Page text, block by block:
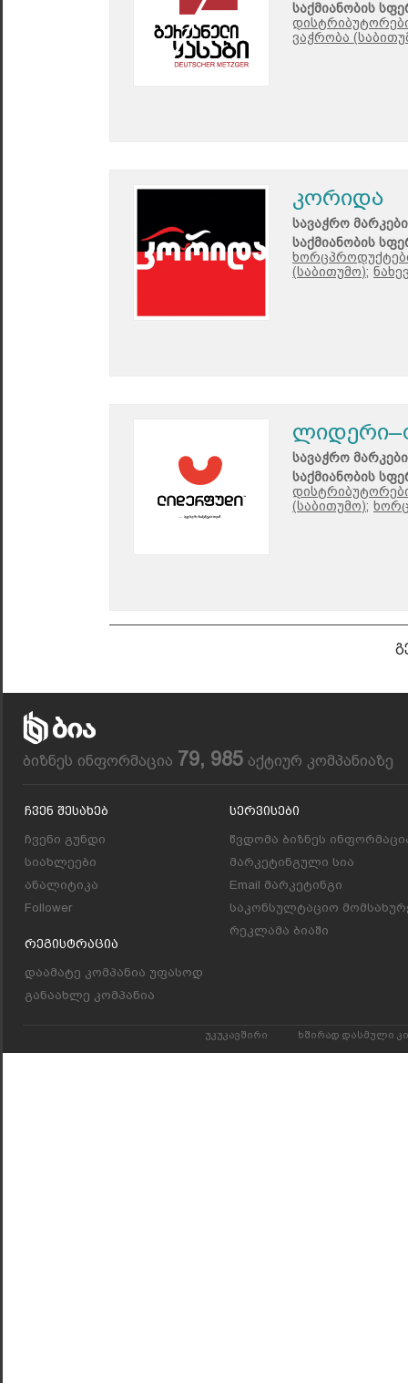
საქმიანობის
ვაჭრობა
კორიდა
სავაჭრო
საქმიანობის
(საბითუმო);
სავაჭრო
საქმიანობის
(საბითუმო);
ბიზნეს ინფორმაცია 79, 985 აქტიურ კომპანიაზე
Ჩვენ Შესახებ
ჩვენი გუნდი
სიახლეები
ანალიტიკა
Follower
Რეგისტრაცია
დაამატე კომპანია უფასოდ
განაახლე კომპანია
Სერვისები
წვდომა ბიზნეს
მარკეტინგული სია
Email მარკეტინგი
საკონსულტაციო
რეკლამა ბიაში
უკუკავშირი ხშირად დასმული